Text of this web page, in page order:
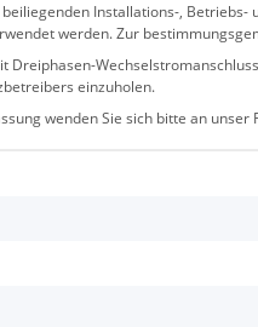
Installations-,
werden. Zur
Dreiphasen-
einzuholen.
wenden Sie sich bitte an unser